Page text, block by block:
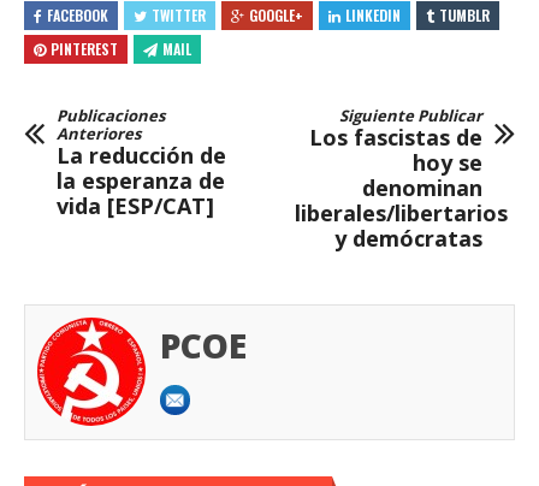
FACEBOOK TWITTER GOOGLE+ LINKEDIN
TUMBLR
PINTEREST
MAIL
Publicaciones
Anteriores
La reducción de
la esperanza de
vida [ESP/CAT]
Siguiente Publicar
Los fascistas de
hoy se
denominan
liberales/libertarios
y demócratas
PCOE